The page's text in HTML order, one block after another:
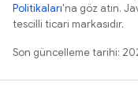
Politikaları'na göz atın.
tescilli ticari markasıdır.
Son güncelleme tarihi: